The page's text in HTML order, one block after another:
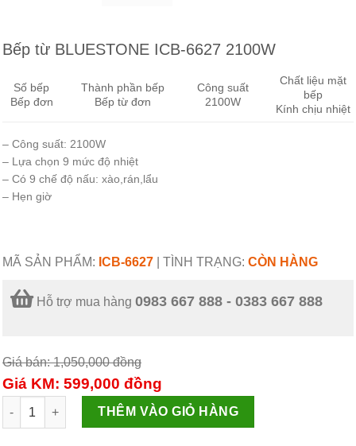
Bếp từ BLUESTONE ICB-6627 2100W
Số bếp
Bếp đơn
Thành phần bếp
Bếp từ đơn
Công suất
2100W
Chất liệu mặt
bếp
Kính chịu nhiệt
– Công suất: 2100W
– Lựa chọn 9 mức độ nhiệt
– Có 9 chế độ nấu: xào,rán,lẩu
– Hẹn giờ
MÃ SẢN PHẨM: ICB-6627 TÌNH TRẠNG: CÒN HÀNG
Hỗ trợ mua hàng 0983 667 888 - 0383 667 888
Giá bán: 1,050,000đồng
Giá KM: 599,000 đồng
Bếp từ BLUESTONE ICB-6627 2100W số lượng
THÊM VÀO GIỎ HÀNG